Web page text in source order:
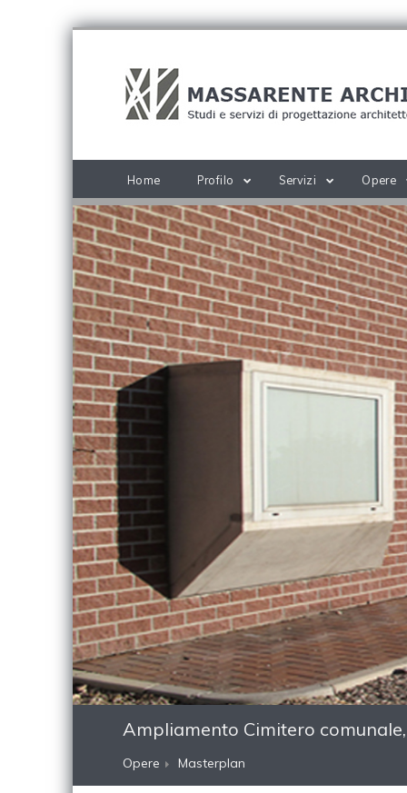
Home Profilo Servizi Opere
Ampliamento Cimitero
Opere Masterplan